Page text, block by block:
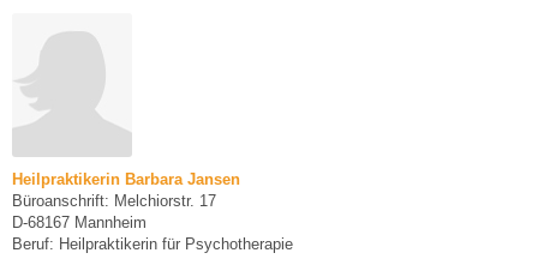
Heilpraktikerin Barbara Jansen
Büroanschrift: Melchiorstr. 17
D-68167 Mannheim
Beruf: Heilpraktikerin für Psychotherapie